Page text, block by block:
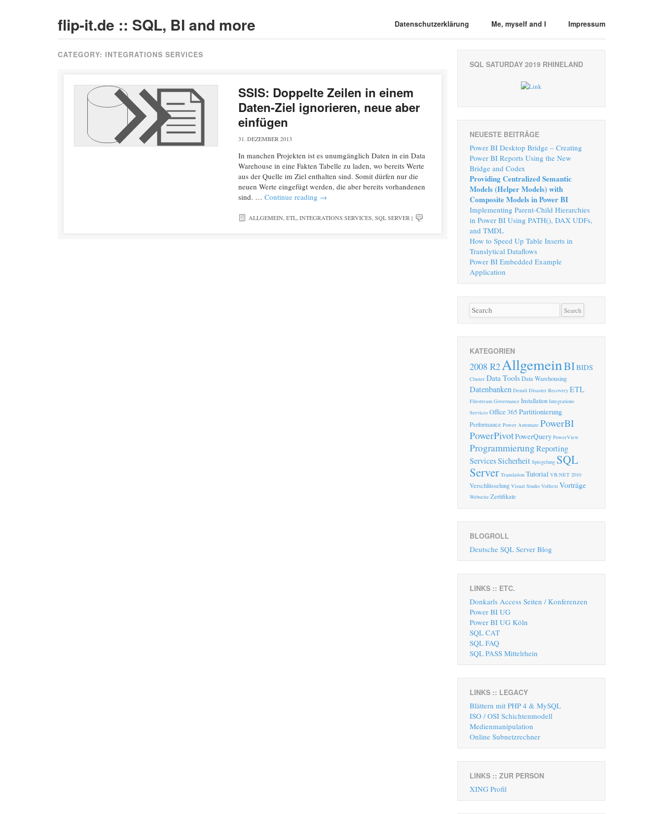
flip-it.de :: SQL, BI and more Main menuDatenschutzerklärung Me, myself and I Impressum
CATEGORY: INTEGRATIONS SERVICES
SSIS: Doppelte Zeilen in einem
Daten-Ziel ignorieren, neue aber
einfügen
31. DEZEMBER 2013
In manchen Projekten ist es unumgänglich Daten in ein Data
Warehouse in eine Fakten Tabelle zu laden, wo bereits Werte
aus der Quelle im Ziel enthalten sind. Somit dürfen nur die
neuen Werte eingefügt werden, die aber bereits vorhandenen
sind. …Continue reading →
ALLGEMEIN,ETL,INTEGRATIONS SERVICES,SQL SERVER|
SQL SATURDAY 2019 RHINELAND
NEUESTE BEITRÄGE
Power BI Desktop Bridge – Creating
Power BI Reports Using the New
Bridge and Codex
Providing Centralized Semantic
Models (Helper Models) with
Composite Models in Power BI
Implementing Parent-Child Hierarchies
in Power BI Using PATH(), DAX UDFs,
and TMDL
How to Speed Up Table Inserts in
Translytical Dataflows
Power BI Embedded Example
Application
KATEGORIEN
2008 R2AllgemeinBIBIDS
Cluster Data ToolsData Warehousing
Datenbanken Denali Disaster Recovery ETL
Filestream Governance Installation Integrations
Services Office 365 Partitionierung
Performance Power Automate PowerBI
PowerPivotPowerQuery PowerView
ProgrammierungReporting
ServicesSicherheit Spiegelung SQL
Server Translation Tutorial VB.NET 2010
Verschlüsselung Visual Studio Volltext Vorträge
Webseite Zertifikate
BLOGROLL
Deutsche SQL Server Blog
LINKS :: ETC.
Donkarls Access Seiten / Konferenzen
Power BI UG
Power BI UG Köln
SQL CAT
SQL FAQ
SQL PASS Mittelrhein
LINKS :: LEGACY
Blättern mit PHP 4 & MySQL
ISO / OSI Schichtenmodell
Medienmanipulation
Online Subnetzrechner
LINKS :: ZUR PERSON
XING Profil